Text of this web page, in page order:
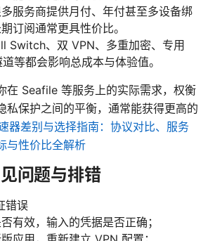
服务商提供月付、年付甚至多设备绑
订阅通常更具性价比。
Switch、双 VPN、多重加密、专用
等都会影响总成本与体验值。
在 Seafile 等服务上的实际需求，权衡
私保护之间的平衡，通常能获得更高的
器差别与选择指南：协议对比、服务
与性价比全解析
问题与排错
错误
有效，输入的凭据是否正确；